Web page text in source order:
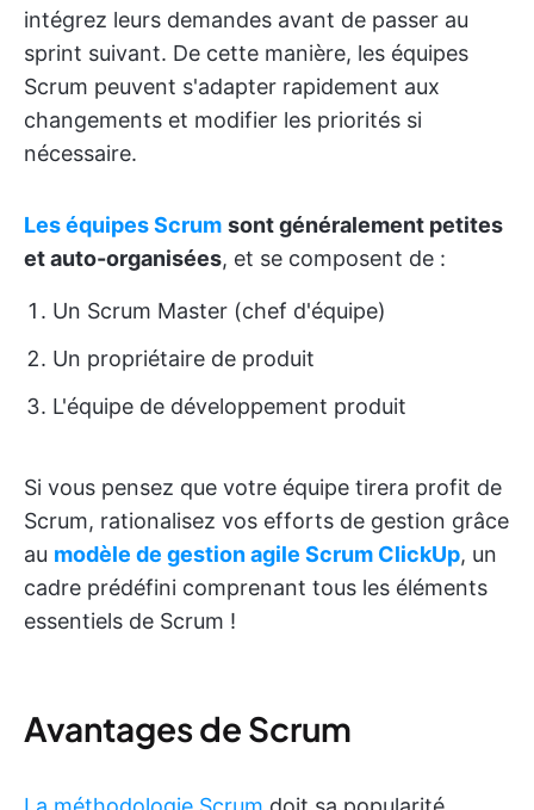
intégrez leurs demandes avant de passer au
sprint suivant. De cette manière, les équipes
Scrum peuvent s'adapter rapidement aux
changements et modifier les priorités si
nécessaire.
Les équipes Scrum sont généralement petites
et auto-organisées, et se composent de :
Un Scrum Master (chef d'équipe)
Un propriétaire de produit
L'équipe de développement produit
Si vous pensez que votre équipe tirera profit de
Scrum, rationalisez vos efforts de gestion grâce
au modèle de gestion agile Scrum ClickUp, un
cadre prédéfini comprenant tous les éléments
essentiels de Scrum !
Avantages de Scrum